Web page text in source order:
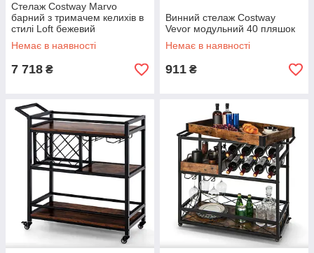
Стелаж Costway Marvo
барний з тримачем келихів в
стилі Loft бежевий
Немає в наявності
7 718 ₴
Винний стелаж Costway
Vevor модульний 40 пляшок
Немає в наявності
911 ₴